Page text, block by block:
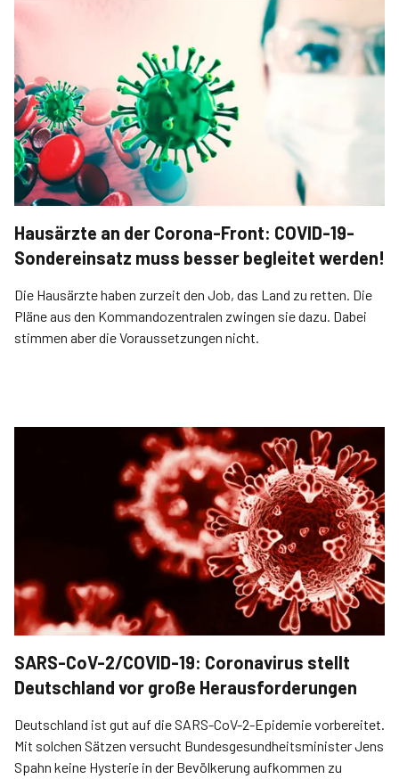
Hausärzte an der Corona-Front: COVID-19-
Sondereinsatz muss besser begleitet werden!
Die Hausärzte haben zurzeit den Job, das Land zu retten. Die
Pläne aus den Kommandozentralen zwingen sie dazu. Dabei
stimmen aber die Voraussetzungen nicht.
SARS-CoV-2/COVID-19: Coronavirus stellt
Deutschland vor große Herausforderungen
Deutschland ist gut auf die SARS-CoV-2-Epidemie vorbereitet.
Mit solchen Sätzen versucht Bundesgesundheitsminister Jens
Spahn keine Hysterie in der Bevölkerung aufkommen zu